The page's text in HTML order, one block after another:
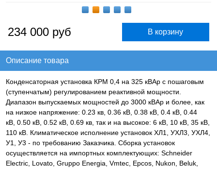
234 000 руб
Описание товара
Конденсаторная установка КРМ 0,4 на 325 кВАр с пошаговым
(ступенчатым) регулированием реактивной мощности.
Диапазон выпускаемых мощностей до 3000 кВАр и более, как
на низкое напряжение: 0.23 кв, 0.36 кВ, 0.38 кВ, 0.4 кВ, 0.44
кВ, 0.50 кВ, 0.52 кВ, 0.69 кв, так и на высокое: 6 кВ, 10 кВ, 35 кВ,
110 кВ. Климатическое исполнение установок ХЛ1, УХЛ3, УХЛ4,
У1, У3 - по требованию Заказчика. Сборка установок
осуществляется на импортных комплектующих: Schneider
Electric, Lovato, Gruppo Energia, Vmtec, Epcos, Nukon, Beluk,